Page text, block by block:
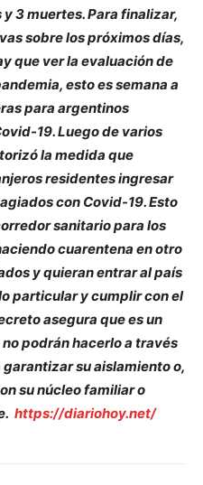
3 muertes. Para finalizar,
sobre los próximos días,
que ver la evaluación de
esto es semana a
para argentinos
19. Luego de varios
la medida que
residentes ingresar
con Covid-19. Esto
sanitario para los
cuarentena en otro
y quieran entrar al país
particular y cumplir con el
asegura que es un
podrán hacerlo a través
su aislamiento o,
su núcleo familiar o
https://diariohoy.net/